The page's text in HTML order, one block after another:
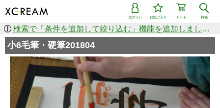
検索
カート
お気に入り
ログイン
検索で「条件を追加して絞り込む」機能を追加しました！
小6毛筆・硬筆201804